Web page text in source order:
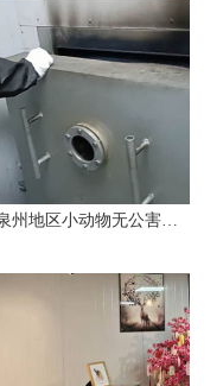
泉州地区小动物无公害处理